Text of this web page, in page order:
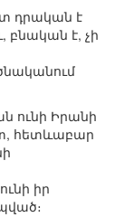
դրական է
բնական է, չի
ունի Իրանի
հետևաբար
իր